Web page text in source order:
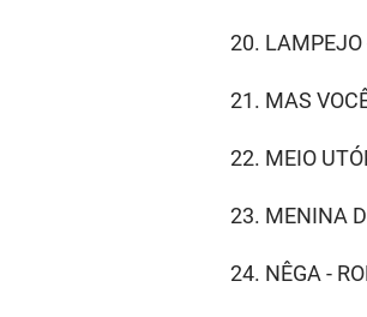
20. LAMPEJO
21. MAS
22. MEIO
23. MENINA
24. NÊGA -